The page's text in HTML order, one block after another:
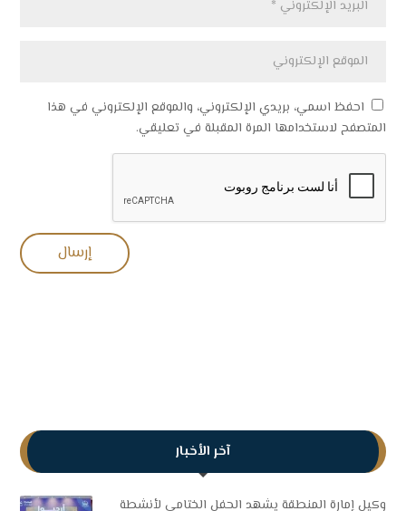
احفظ اسمي، بريدي الإلكتروني، والموقع الإلكتروني في هذا
المتصفح لاستخدامها المرة المقبلة في تعليقي.
آخر الأخبار
وكيل إمارة المنطقة يشهد الحفل الختامي لأنشطة